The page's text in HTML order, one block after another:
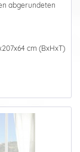
abgerundeten
cm (BxHxT)